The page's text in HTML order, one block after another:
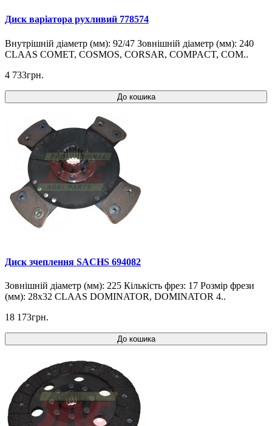
Диск варіатора рухливий 778574
Внутрішній діаметр (мм): 92/47 Зовнішній діаметр (мм): 240
CLAAS COMET, COSMOS, CORSAR, COMPACT, COM..
4 733грн.
До кошика
Диск зчеплення SACHS 694082
Зовнішній діаметр (мм): 225 Кількість фрез: 17 Розмір фрези
(мм): 28x32 CLAAS DOMINATOR, DOMINATOR 4..
18 173грн.
До кошика